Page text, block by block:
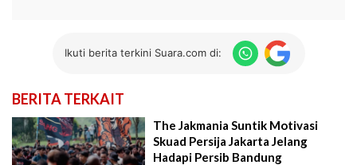
Ikuti berita terkini Suara.com di:
BERITA TERKAIT
The Jakmania Suntik Motivasi
Skuad Persija Jakarta Jelang
Hadapi Persib Bandung